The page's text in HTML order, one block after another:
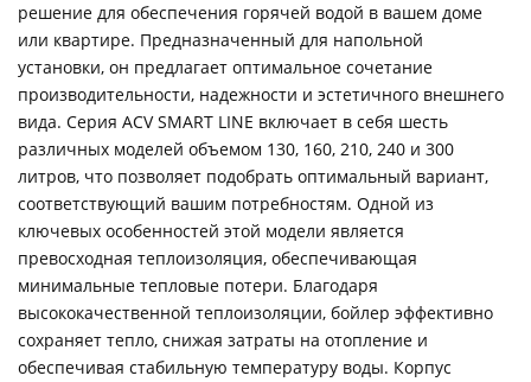
решение для обеспечения горячей водой в вашем доме
или квартире. Предназначенный для напольной
установки, он предлагает оптимальное сочетание
производительности, надежности и эстетичного внешнего
вида. Серия ACV SMART LINE включает в себя шесть
различных моделей объемом 130, 160, 210, 240 и 300
литров, что позволяет подобрать оптимальный вариант,
соответствующий вашим потребностям. Одной из
ключевых особенностей этой модели является
превосходная теплоизоляция, обеспечивающая
минимальные тепловые потери. Благодаря
высококачественной теплоизоляции, бойлер эффективно
сохраняет тепло, снижая затраты на отопление и
обеспечивая стабильную температуру воды. Корпус